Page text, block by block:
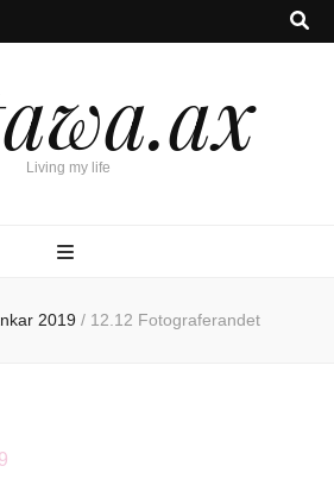
Living my life
2019 / 12.12 Fotograferandet